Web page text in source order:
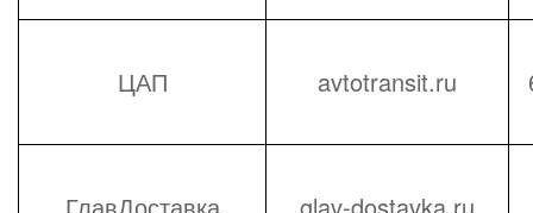
ЦАП avtotransit.ru